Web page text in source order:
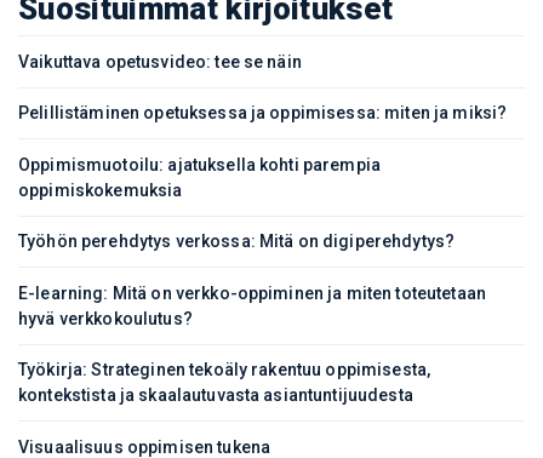
Suosituimmat kirjoitukset
Vaikuttava opetusvideo: tee se näin
Pelillistäminen opetuksessa ja oppimisessa: miten ja miksi?
Oppimismuotoilu: ajatuksella kohti parempia
oppimiskokemuksia
Työhön perehdytys verkossa: Mitä on digiperehdytys?
E-learning: Mitä on verkko-oppiminen ja miten toteutetaan
hyvä verkkokoulutus?
Työkirja: Strateginen tekoäly rakentuu oppimisesta,
kontekstista ja skaalautuvasta asiantuntijuudesta
Visuaalisuus oppimisen tukena